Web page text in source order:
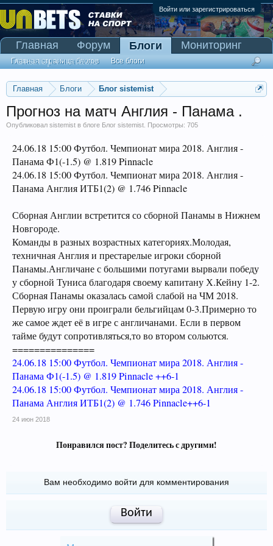
Войти или зарегистрироваться
Главная Блоги Блог sistemist
Прогноз на матч Англия - Панама .
Опубликовал sistemist в блоге Блог sistemist . Просмотры: 705
24.06.18 15:00 Футбол. Чемпионат мира 2018. Англия -
Панама Ф1(-1.5) @ 1.819 Pinnacle
24.06.18 15:00 Футбол. Чемпионат мира 2018. Англия -
Панама Англия ИТБ1(2) @ 1.746 Pinnacle
Сборная Англии встретится со сборной Панамы в Нижнем
Новгороде.
Команды в разных возрастных категориях.Молодая,
техничная Англия и престарелые игроки сборной
Панамы.Англичане с большими потугами вырвали победу
у сборной Туниса благодаря своему капитану Х.Кейну 1-2.
Сборная Панамы оказалась самой слабой на ЧМ 2018.
Первую игру они проиграли бельгийцам 0-3.Примерно то
же самое ждет её в игре с англичанами. Если в первом
тайме будут сопротивляться,то во втором сольются.
===============
24.06.18 15:00 Футбол. Чемпионат мира 2018. Англия -
Панама Ф1(-1.5) @ 1.819 Pinnacle ++6-1
24.06.18 15:00 Футбол. Чемпионат мира 2018. Англия -
Панама Англия ИТБ1(2) @ 1.746 Pinnacle++6-1
24 июн 2018
Понравился пост? Поделитесь с другими!
Вам необходимо войти для комментирования
Войти
Главная Форум Блоги
Главная страница блогов Все блоги
Мониторинг
Сканер Pinnacle